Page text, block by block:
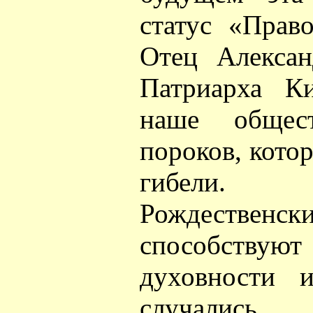
статус
Отец
Патриарха
наше
пороков,
гибели.